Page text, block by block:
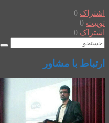
اشتراک 0
توییت 0
اشتراک 0
ارتباط با مشاور